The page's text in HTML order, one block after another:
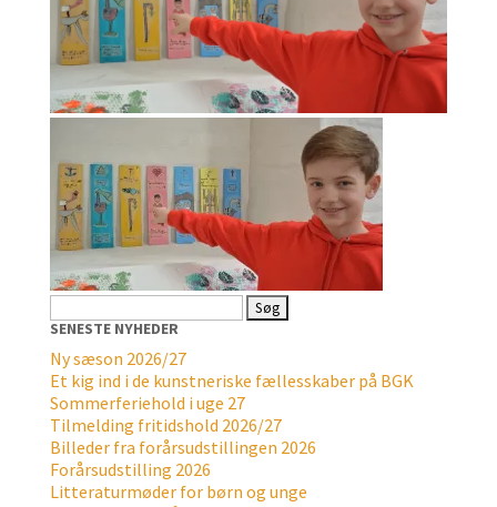
efter:
SENESTE NYHEDER
Ny sæson 2026/27
Et kig ind i de kunstneriske fællesskaber på BGK
Sommerferiehold i uge 27
Tilmelding fritidshold 2026/27
Billeder fra forårsudstillingen 2026
Forårsudstilling 2026
Litteraturmøder for børn og unge